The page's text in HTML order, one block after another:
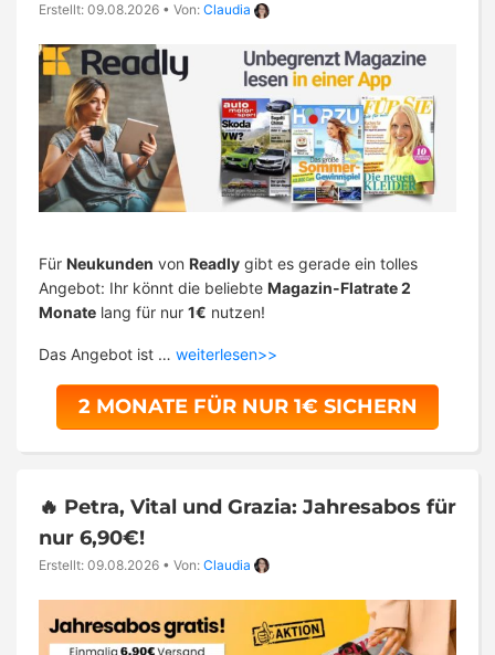
Erstellt: 09.08.2026 • Von: Claudia
Für Neukunden von Readly gibt es gerade ein tolles
Angebot: Ihr könnt die beliebte Magazin-Flatrate 2
Monate lang für nur 1€ nutzen!
Das Angebot ist … weiterlesen>>
2 MONATE FÜR NUR 1€ SICHERN
🔥 Petra, Vital und Grazia: Jahresabos für
nur 6,90€!
Erstellt: 09.08.2026 • Von: Claudia